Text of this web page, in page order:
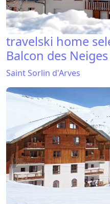
travelski home
Balcon des
Saint Sorlin d'Arves